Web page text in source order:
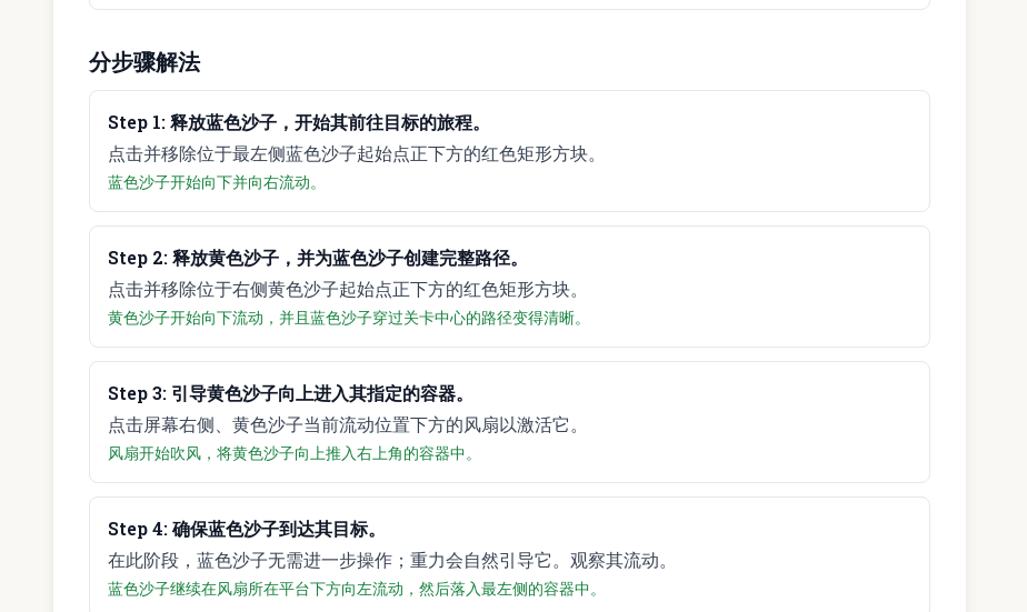
分步骤解法
Step 1:释放蓝色沙子，开始其前往目标的旅程。
点击并移除位于最左侧蓝色沙子起始点正下方的红色矩形方块。
蓝色沙子开始向下并向右流动。
Step 2:释放黄色沙子，并为蓝色沙子创建完整路径。
点击并移除位于右侧黄色沙子起始点正下方的红色矩形方块。
黄色沙子开始向下流动，并且蓝色沙子穿过关卡中心的路径变得清晰。
Step3: 引导黄色沙子向上进入其指定的容器。
点击屏幕右侧、黄色沙子当前流动位置下方的风扇以激活它。
风扇开始吹风，将黄色沙子向上推入右上角的容器中。
Step4:确保蓝色沙子到达其目标。
在此阶段，蓝色沙子无需进一步操作；重力会自然引导它。观察其流动。
蓝色沙子继续在风扇所在平台下方向左流动，然后落入最左侧的容器中。